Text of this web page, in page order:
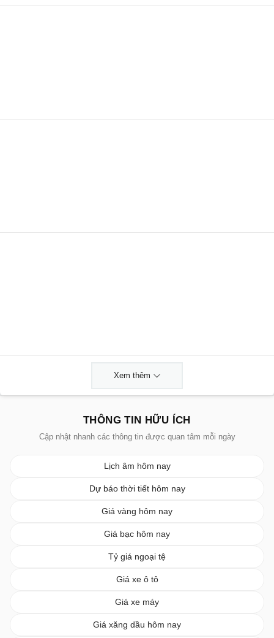
Xem thêm
THÔNG TIN HỮU ÍCH
Cập nhật nhanh các thông tin được quan tâm mỗi ngày
Lịch âm hôm nay
Dự báo thời tiết hôm nay
Giá vàng hôm nay
Giá bạc hôm nay
Tỷ giá ngoại tệ
Giá xe ô tô
Giá xe máy
Giá xăng dầu hôm nay